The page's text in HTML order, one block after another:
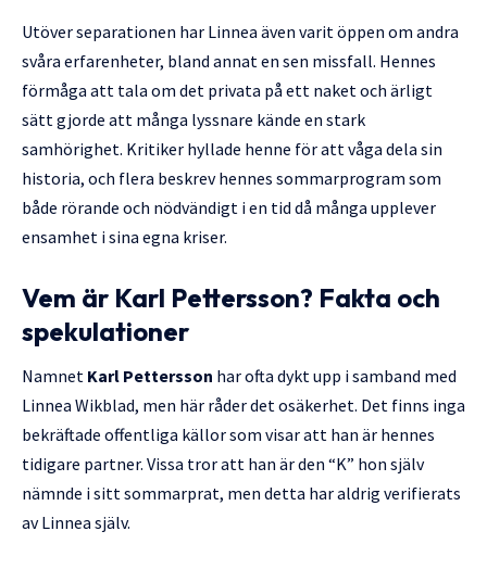
Utöver separationen har Linnea även varit öppen om andra
svåra erfarenheter, bland annat en sen missfall. Hennes
förmåga att tala om det privata på ett naket och ärligt
sätt gjorde att många lyssnare kände en stark
samhörighet. Kritiker hyllade henne för att våga dela sin
historia, och flera beskrev hennes sommarprogram som
både rörande och nödvändigt i en tid då många upplever
ensamhet i sina egna kriser.
Vem är Karl Pettersson? Fakta och
spekulationer
Namnet Karl Pettersson har ofta dykt upp i samband med
Linnea Wikblad, men här råder det osäkerhet. Det finns inga
bekräftade offentliga källor som visar att han är hennes
tidigare partner. Vissa tror att han är den “K” hon själv
nämnde i sitt sommarprat, men detta har aldrig verifierats
av Linnea själv.